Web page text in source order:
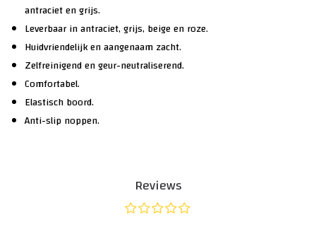
antraciet en grijs.
Leverbaar in antraciet, grijs, beige en roze.
Huidvriendelijk en aangenaam zacht.
Zelfreinigend en geur-neutraliserend.
Comfortabel.
Elastisch boord.
Anti-slip noppen.
Reviews